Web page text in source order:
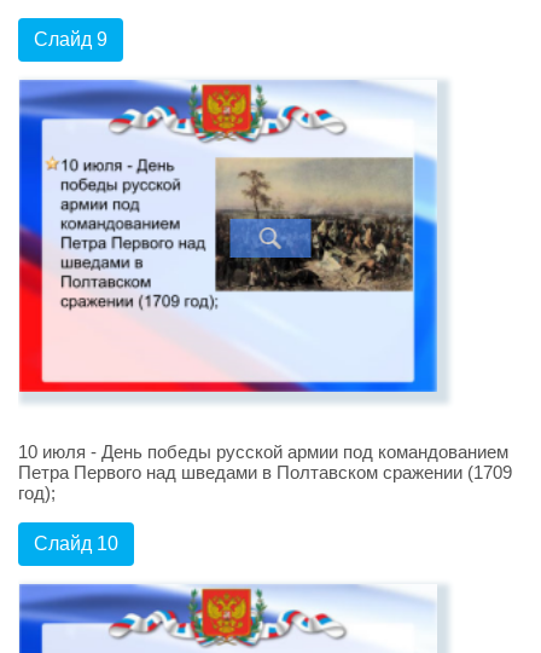
Слайд 9
10 июля - День победы русской армии под командованием
Петра Первого над шведами в Полтавском сражении (1709
год);
Слайд 10